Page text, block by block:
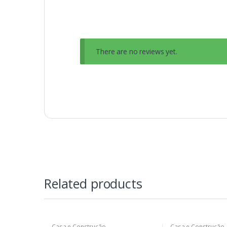
There are no reviews yet.
Related products